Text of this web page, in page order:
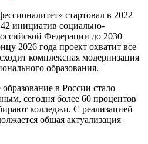
стартовал в 2022
инициатив социально-
Федерации до 2030
2026 года проект охватит все
комплексная модернизация
образования.
в России стало
сегодня более 60 процентов
колледжи. С реализацией
общая актуализация